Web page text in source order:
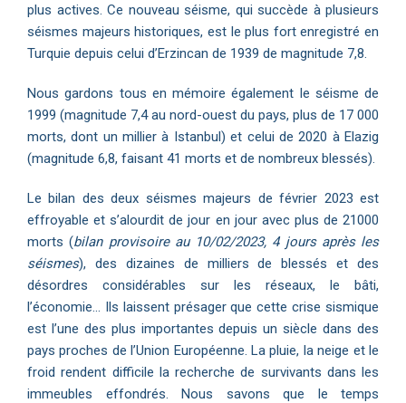
plus actives. Ce nouveau séisme, qui succède à plusieurs
séismes majeurs historiques, est le plus fort enregistré en
Turquie depuis celui d’Erzincan de 1939 de magnitude 7,8.
Nous gardons tous en mémoire également le séisme de
1999 (magnitude 7,4 au nord-ouest du pays, plus de 17 000
morts, dont un millier à Istanbul) et celui de 2020 à Elazig
(magnitude 6,8, faisant 41 morts et de nombreux blessés).
Le bilan des deux séismes majeurs de février 2023 est
effroyable et s’alourdit de jour en jour avec plus de 21000
morts (bilan provisoire au 10/02/2023, 4 jours après les
séismes), des dizaines de milliers de blessés et des
désordres considérables sur les réseaux, le bâti,
l’économie... Ils laissent présager que cette crise sismique
est l’une des plus importantes depuis un siècle dans des
pays proches de l’Union Européenne. La pluie, la neige et le
froid rendent difficile la recherche de survivants dans les
immeubles effondrés. Nous savons que le temps